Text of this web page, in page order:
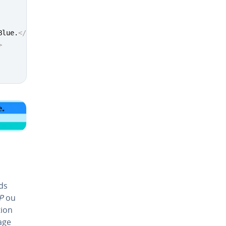
</
ou